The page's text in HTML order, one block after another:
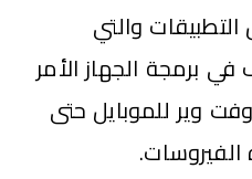
والتي
برمجة الجهاز الأمر
وير للموبايل حتى